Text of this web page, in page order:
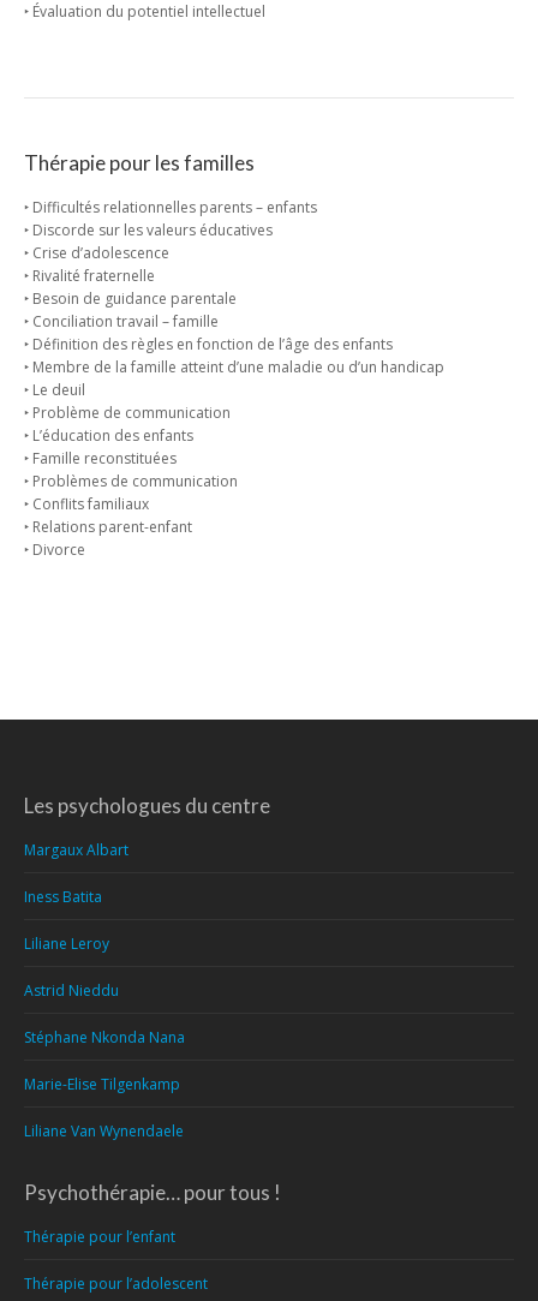
‣ Évaluation du potentiel intellectuel
Thérapie pour les familles
‣ Difficultés relationnelles parents – enfants
‣ Discorde sur les valeurs éducatives
‣ Crise d’adolescence
‣ Rivalité fraternelle
‣ Besoin de guidance parentale
‣ Conciliation travail – famille
‣ Définition des règles en fonction de l’âge des enfants
‣ Membre de la famille atteint d’une maladie ou d’un handicap
‣ Le deuil
‣ Problème de communication
‣ L’éducation des enfants
‣ Famille reconstituées
‣ Problèmes de communication
‣ Conflits familiaux
‣ Relations parent-enfant
‣ Divorce
Les psychologues du centre
Margaux Albart
Iness Batita
Liliane Leroy
Astrid Nieddu
Stéphane Nkonda Nana
Marie-Elise Tilgenkamp
Liliane Van Wynendaele
Psychothérapie… pour tous !
Thérapie pour l’enfant
Thérapie pour l’adolescent